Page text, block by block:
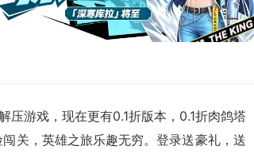
压游戏，现在更有0.1折版本，0.1折肉鸽塔
关，英雄之旅乐趣无穷。登录送豪礼，送